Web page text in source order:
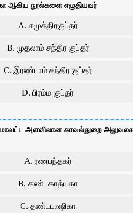
ஆகிய நூல்களை எழுதியவர்
A. சமுத்திரகுப்தர்
B. முதலாம் சந்திர குப்தர்
C. இரண்டாம் சந்திர குப்தர்
D. பிரம்ம குப்தர்
மாவட்ட அளவிலான காவல்துறை
A. ரணபந்தகர்
B. கண்டகாத்யகா
C. தண்டபாஷிகா